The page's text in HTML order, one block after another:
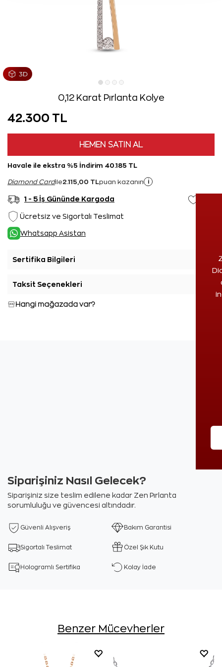
0,12 Karat Pırlanta Kolye
42.300 TL
HEMEN SATIN AL
Havale ile ekstra %5 İndirim 40.185 TL
Diamond Cardile2.115,00 TL puan kazanın i
1 - 5 İş Gününde Kargoda
Ücretsiz ve Sigortalı Teslimat
Whatsapp Asistan
Sertifika Bilgileri
Taksit Seçenekleri
Hangi mağazada var?
Siparişiniz Nasıl Gelecek?
Siparişiniz size teslim edilene kadar Zen Pırlanta
sorumluluğu ve güvencesi altındadır.
Güvenli Alışveriş Bakım Garantisi
Sigortalı Teslimat Özel Şık Kutu
Hologramlı Sertifika Kolay İade
Benzer Mücevherler